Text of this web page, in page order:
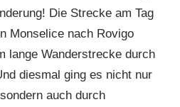
Die Strecke am Tag
Monselice nach Rovigo
lange Wanderstrecke durch
diesmal ging es nicht nur
auch durch